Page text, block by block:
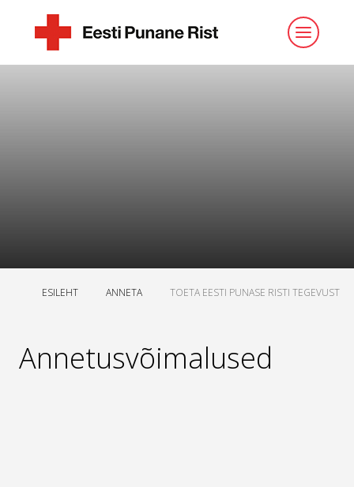
ESILEHT ANNETA TOETA EESTI PUNASE RISTI TEGEVUST
Annetusvõimalused